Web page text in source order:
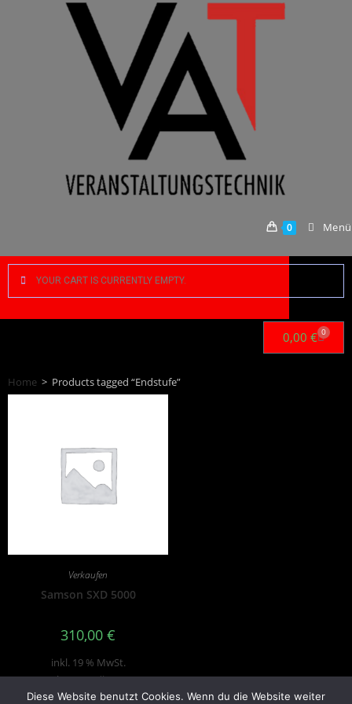
0 Menü
YOUR CART IS CURRENTLY EMPTY.
0,00 € 0
Home > Products tagged “Endstufe”
Verkaufen
Samson SXD 5000
310,00 €
inkl. 19 % MwSt.
zzgl.Versandkosten
Produkt enthält: 1Stk.
Diese Website benutzt Cookies. Wenn du die Website weiter